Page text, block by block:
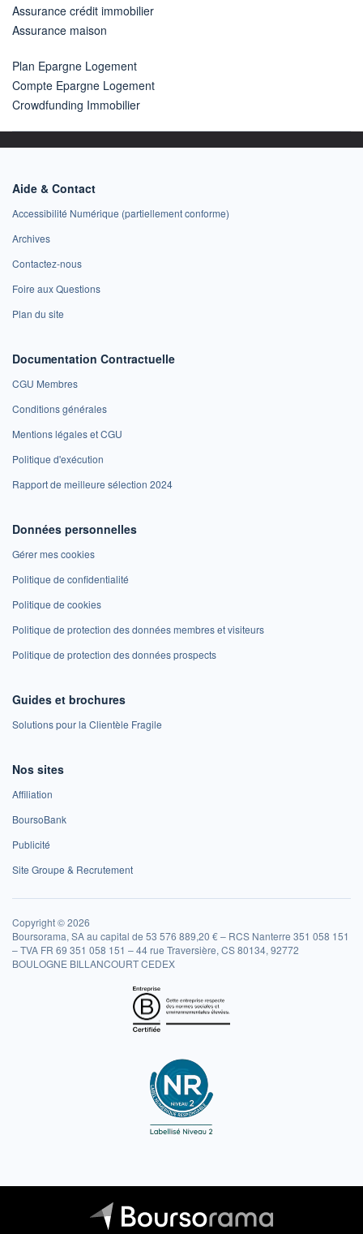
Assurance crédit immobilier
Assurance maison
Plan Epargne Logement
Compte Epargne Logement
Crowdfunding Immobilier
Aide & Contact
Accessibilité Numérique (partiellement conforme)
Archives
Contactez-nous
Foire aux Questions
Plan du site
Documentation Contractuelle
CGU Membres
Conditions générales
Mentions légales et CGU
Politique d'exécution
Rapport de meilleure sélection 2024
Données personnelles
Gérer mes cookies
Politique de confidentialité
Politique de cookies
Politique de protection des données membres et visiteurs
Politique de protection des données prospects
Guides et brochures
Solutions pour la Clientèle Fragile
Nos sites
Affiliation
BoursoBank
Publicité
Site Groupe & Recrutement
Copyright © 2026
Boursorama, SA au capital de 53 576 889,20 € – RCS Nanterre 351 058 151
– TVA FR 69 351 058 151 – 44 rue Traversière, CS 80134, 92772
BOULOGNE BILLANCOURT CEDEX